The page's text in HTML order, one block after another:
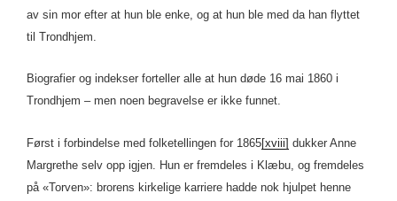
av sin mor efter at hun ble enke, og at hun ble med da han flyttet
til Trondhjem.
Biografier og indekser forteller alle at hun døde 16 mai 1860 i
Trondhjem – men noen begravelse er ikke funnet.
Først i forbindelse med folketellingen for 1865[xviii] dukker Anne
Margrethe selv opp igjen. Hun er fremdeles i Klæbu, og fremdeles
på «Torven»: brorens kirkelige karriere hadde nok hjulpet henne